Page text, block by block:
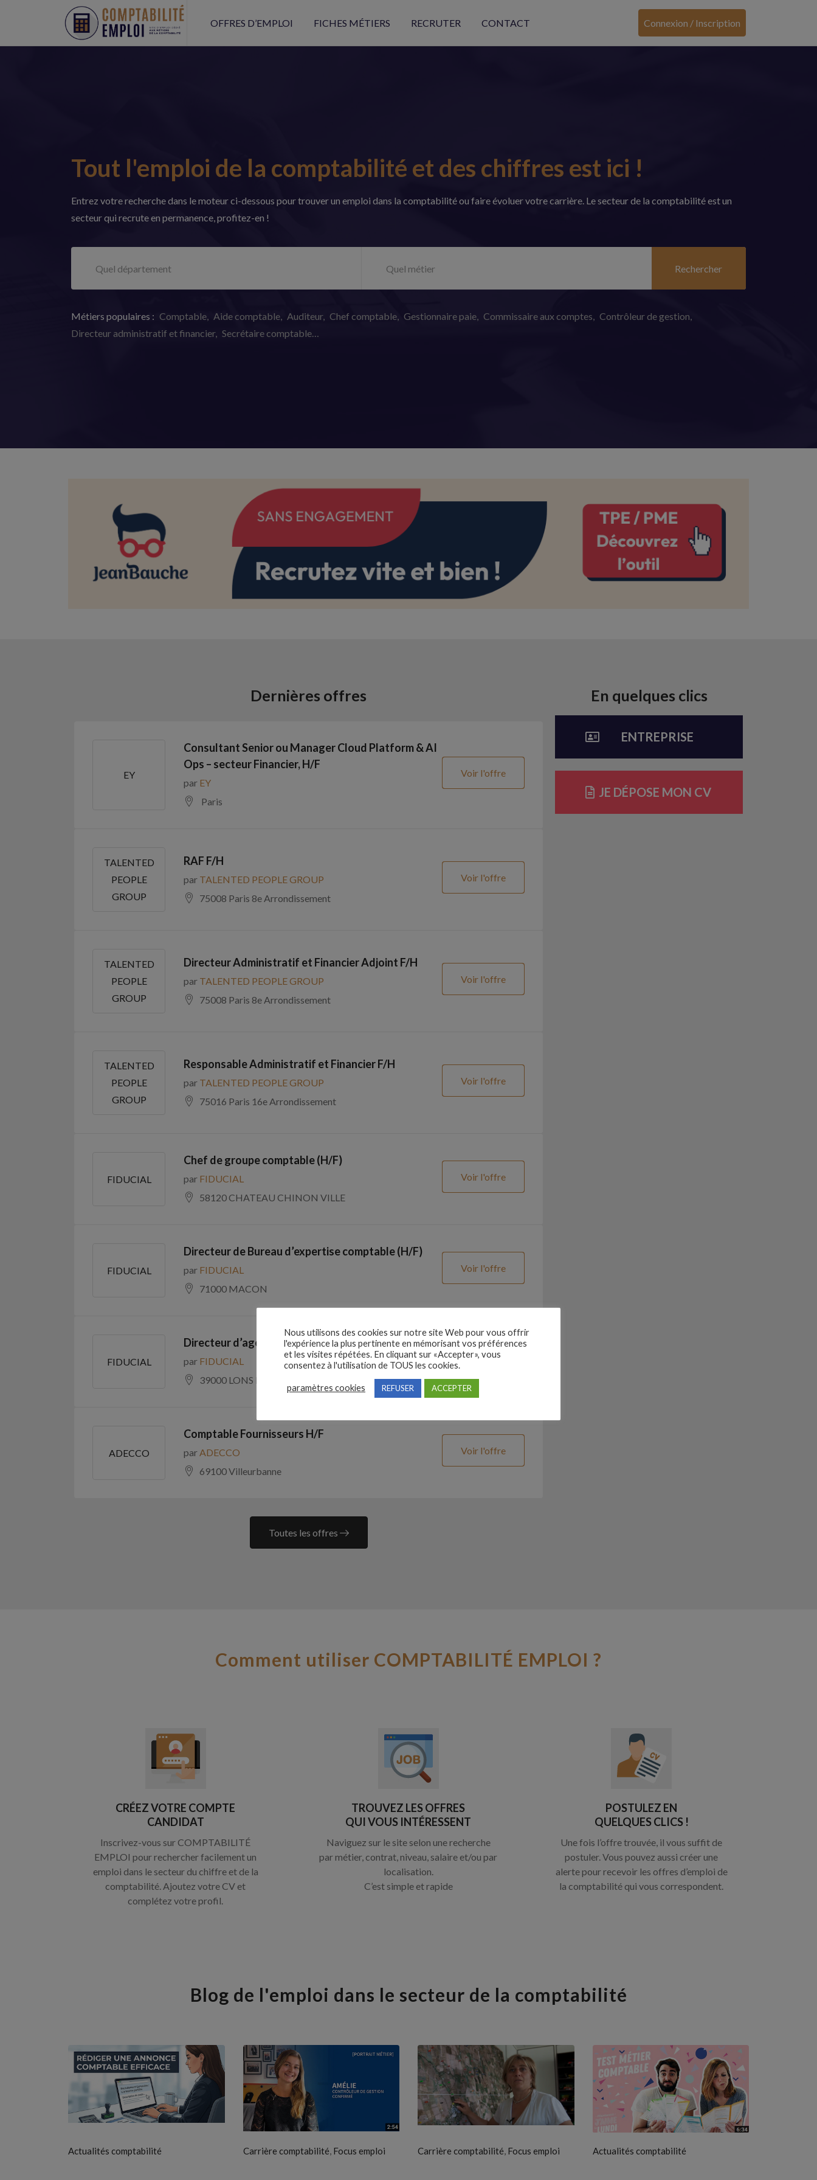
OFFRES D’EMPLOI FICHES MÉTIERS RECRUTER CONTACT Connexion / Inscription
Tout l'emploi de la comptabilité et des chiffres est ici !
Entrez votre recherche dans le moteur ci-dessous pour trouver un emploi dans la comptabilité ou faire évoluer votre carrière. Le secteur de la comptabilité est un
secteur qui recrute en permanence, profitez-en !
Rechercher
Métiers populaires : Comptable Aide comptable Auditeur Chef comptable Gestionnaire paie Commissaire aux comptes
Contrôleur de gestion
Directeur administratif et financier Secrétaire comptable…
Dernières offres
EY
Consultant Senior ou Manager Cloud Platform & AI
Ops – secteur Financier, H/F
par EY
Paris
Voir l'offre
TALENTED
PEOPLE
GROUP
RAF F/H
par TALENTED PEOPLE GROUP
75008 Paris 8e Arrondissement
Voir l'offre
TALENTED
PEOPLE
GROUP
Directeur Administratif et Financier Adjoint F/H
par TALENTED PEOPLE GROUP
75008 Paris 8e Arrondissement
Voir l'offre
TALENTED
PEOPLE
GROUP
Responsable Administratif et Financier F/H
par TALENTED PEOPLE GROUP
75016 Paris 16e Arrondissement
Voir l'offre
FIDUCIAL
Chef de groupe comptable (H/F)
par FIDUCIAL
58120 CHATEAU CHINON VILLE
Voir l'offre
FIDUCIAL
Directeur de Bureau d’expertise comptable (H/F)
par FIDUCIAL
71000 MACON
Voir l'offre
FIDUCIAL
Directeur d’agence d’expertise comptable (H/F)
par FIDUCIAL
39000 LONS LE SAUNIER
Voir l'offre
ADECCO
Comptable Fournisseurs H/F
parADECCO
69100 Villeurbanne
Voir l'offre
Toutes les offres
En quelques clics​
ENTREPRISE
JE DÉPOSE MON CV
Comment utiliser COMPTABILITÉ EMPLOI ?
CRÉEZ VOTRE COMPTE
CANDIDAT
Inscrivez-vous sur COMPTABILITÉ
EMPLOI pour rechercher facilement un
emploi dans le secteur du chiffre et de la
comptabilité. Ajoutez votre CV et
complétez votre profil.
TROUVEZ LES OFFRES
QUI VOUS INTÉRESSENT
Naviguez sur le site selon une recherche
par métier, contrat, niveau, salaire et/ou par
localisation.
C’est simple et rapide
POSTULEZ EN
QUELQUES CLICS !
Une fois l’offre trouvée, il vous suffit de
postuler. Vous pouvez aussi créer une
alerte pour recevoir les offres d’emploi de
la comptabilité qui vous correspondent.
Blog de l'emploi dans le secteur de la comptabilité
Actualités comptabilité Carrière comptabilité, Focus emploi Carrière comptabilité, Focus emploi Actualités comptabilité
Nous utilisons des cookies sur notre site Web pour vous offrir
l'expérience la plus pertinente en mémorisant vos préférences
et les visites répétées. En cliquant sur «Accepter», vous
consentez à l'utilisation de TOUS les cookies.
paramètres cookies REFUSER ACCEPTER